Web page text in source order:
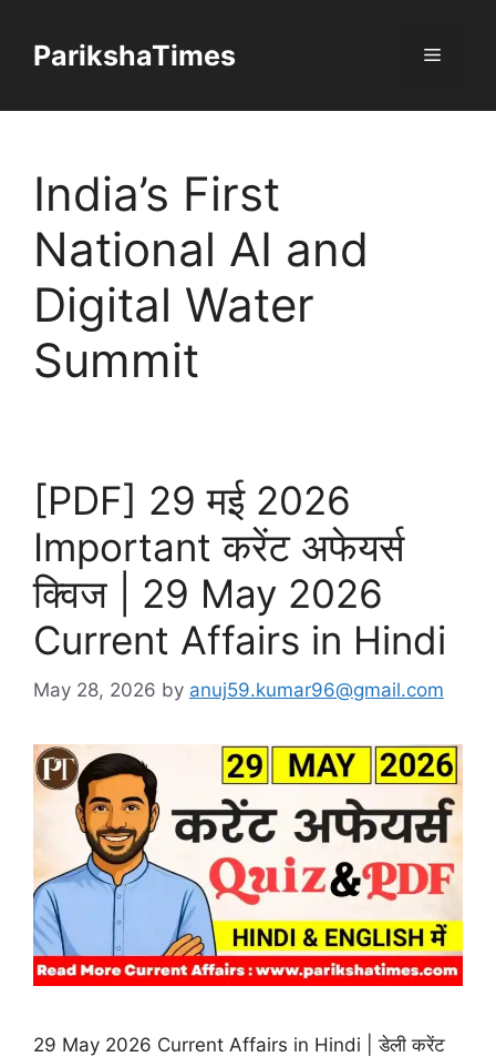
contentParikshaTimes Menu
India’s First
National AI and
Digital Water
Summit
[PDF] 29 मई 2026
Important करेंट अफेयर्स
क्विज | 29 May 2026
Current Affairs in Hindi
May 28, 2026 by anuj59.kumar96@gmail.com
29 May 2026 Current Affairs in Hindi | डेली करेंट